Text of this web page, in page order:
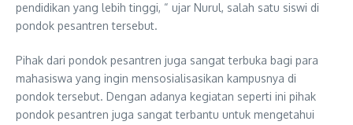
pendidikan yang lebih tinggi, “ ujar Nurul, salah satu siswi di
pondok pesantren tersebut.
Pihak dari pondok pesantren juga sangat terbuka bagi para
mahasiswa yang ingin mensosialisasikan kampusnya di
pondok tersebut. Dengan adanya kegiatan seperti ini pihak
pondok pesantren juga sangat terbantu untuk mengetahui